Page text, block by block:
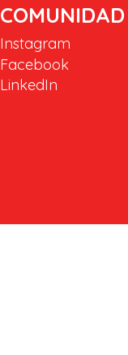
COMUNIDAD
Instagram
Facebook
LinkedIn